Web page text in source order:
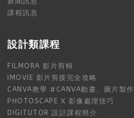
課程訊息
設計類課程
FILMORA 影片剪輯
IMOVIE 影片剪接完全攻略
CANVA教學 #CANVA動畫、圖片製作
PHOTOSCAPE X 影像處理技巧
DIGITUTOR 設計課程簡介